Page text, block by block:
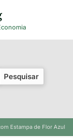
Estampa de Flor Azul